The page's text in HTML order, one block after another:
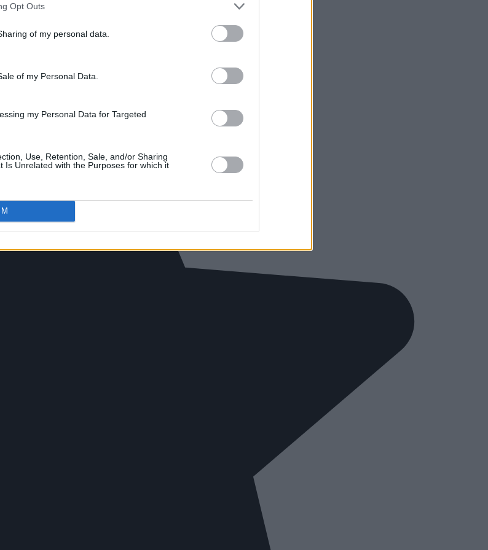
Opt Outs
of my personal data.
of my Personal Data.
my Personal Data for Targeted
Use, Retention, Sale, and/or Sharing
Is Unrelated with the Purposes for which it